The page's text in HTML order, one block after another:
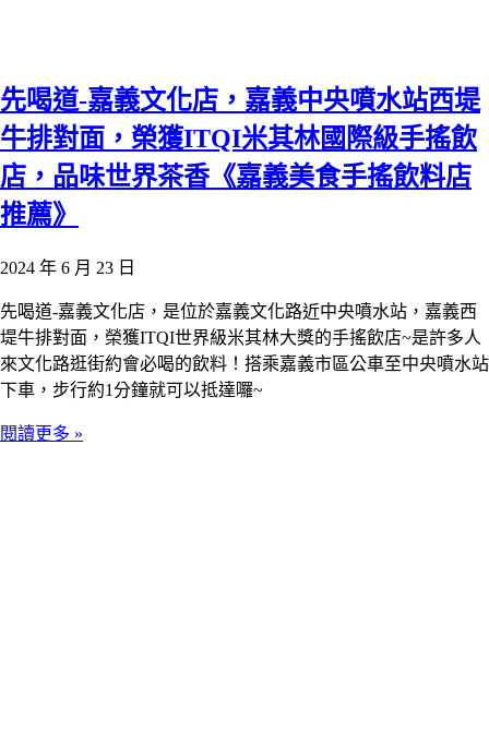
先喝道-嘉義文化店，嘉義中央噴水站西堤
牛排對面，榮獲ITQI米其林國際級手搖飲
店，品味世界茶香《嘉義美食手搖飲料店
推薦》
2024 年 6 月 23 日
先喝道-嘉義文化店，是位於嘉義文化路近中央噴水站，嘉義西
堤牛排對面，榮獲ITQI世界級米其林大獎的手搖飲店~是許多人
來文化路逛街約會必喝的飲料！搭乘嘉義市區公車至中央噴水站
下車，步行約1分鐘就可以抵達囉~
閱讀更多 »